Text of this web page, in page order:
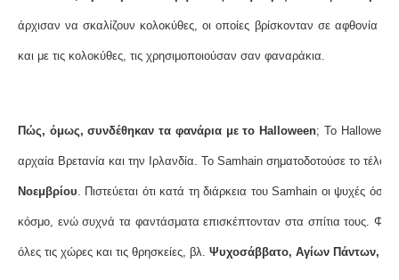
άρχισαν να σκαλίζουν κολοκύθες, οι οποίες βρίσκονταν σε αφθονία
και με τις κολοκύθες, τις χρησιμοποιούσαν σαν φαναράκια.
Πώς, όμως, συνδέθηκαν τα φανάρια με το Halloween; Το Halloween
αρχαία Βρετανία και την Ιρλανδία. Το Samhain σηματοδοτούσε το
Νοεμβρίου . Πιστεύεται ότι κατά τη διάρκεια του Samhain οι ψυχές
κόσμο, ενώ συχνά τα φαντάσματα επισκέπτονταν στα σπίτια τους.
όλες τις χώρες και τις θρησκείες, βλ. Ψυχοσάββατο, Αγίων Πάντων,